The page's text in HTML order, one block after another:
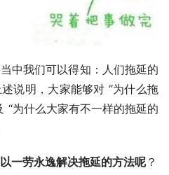
中我们可以得知：人们拖延的
说明，大家能够对 “为什么拖
“为什么大家有不一样的拖延的
一劳永逸解决拖延的方法呢？